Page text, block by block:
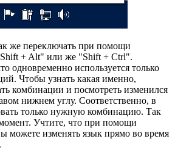
же переключать при помощи
+ Alt" или же "Shift + Ctrl".
одновременно используется только
Чтобы узнать какая именно,
комбинации и посмотреть изменился
нижнем углу. Соответственно, в
только нужную комбинацию. Так
Учтите, что при помощи
можете изменять язык прямо во время